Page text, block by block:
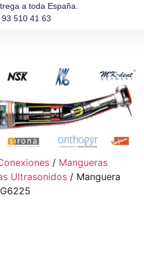
a toda España.
93 510 41 63
/ Mangueras
Ultrasonidos / Manguera